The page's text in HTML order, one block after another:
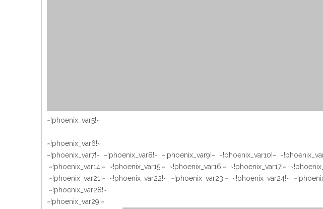
~!phoenix_var5!~
~!phoenix_var6!~
~!phoenix_var7!~ ~!phoenix_var8!~ ~!phoenix_var9!~ ~!phoenix_var10!~
~!phoenix_var14!~ ~!phoenix_var15!~ ~!phoenix_var16!~ ~!phoenix_var17!~
~!phoenix_var21!~ ~!phoenix_var22!~ ~!phoenix_var23!~ ~!phoenix_var24!~
~!phoenix_var28!~
~!phoenix_var29!~